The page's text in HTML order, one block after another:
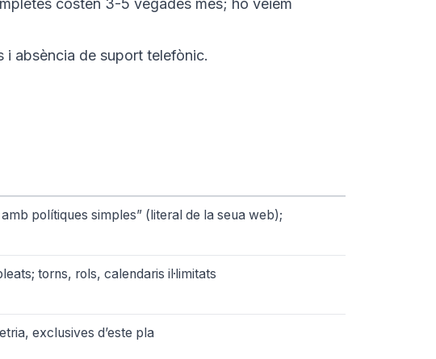
costen 3-5 vegades més; ho veiem
i absència de suport telefònic.
polítiques simples” (literal de la seua web);
torns, rols, calendaris il·limitats
exclusives d’este pla